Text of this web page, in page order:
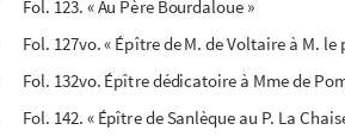
Fol. 123. « Au Père Bourdaloue »
Fol. 127vo. « Épître de M. de Voltaire à M.
Fol. 132vo. Épître dédicatoire à Mme de
Fol. 142. « Épître de Sanlèque au P. La